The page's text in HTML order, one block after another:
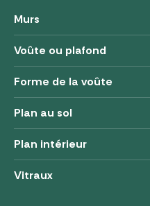
Murs
Voûte ou plafond
Forme de la voûte
Plan au sol
Plan intérieur
Vitraux